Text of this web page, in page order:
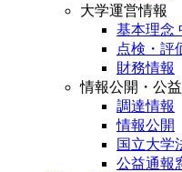
大学運営情報
基本理念
点検・評
財務情報
情報公開・公
調達情報
情報公開
国立大学
公益通報